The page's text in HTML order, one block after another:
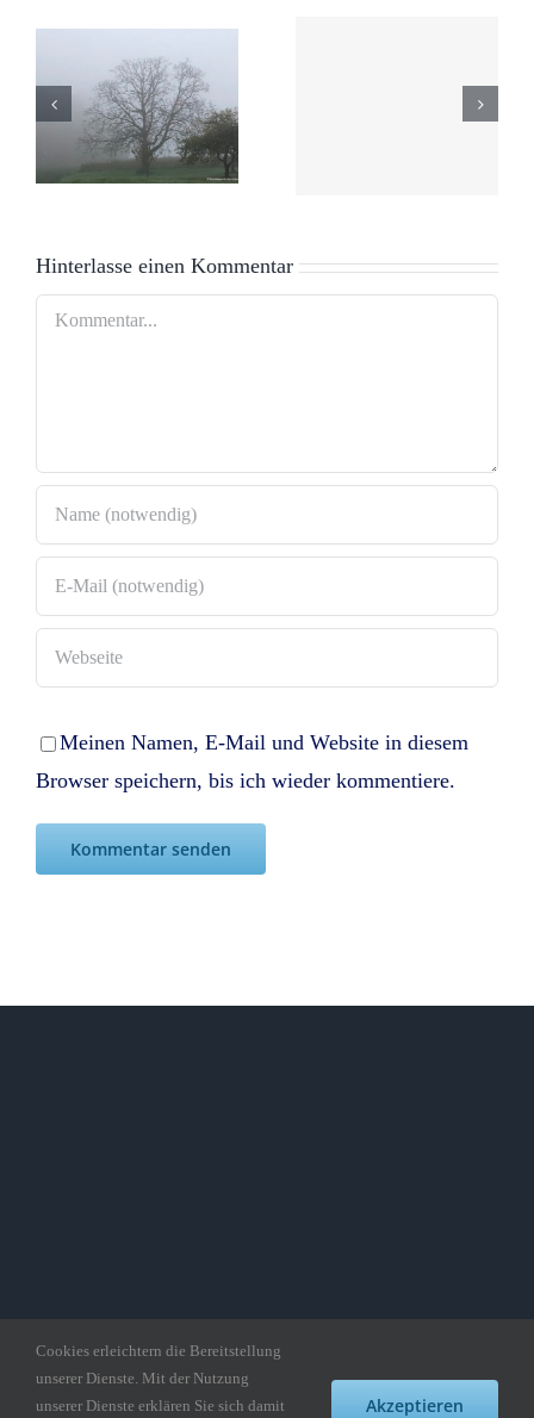
DANKE,
DASS ES
EUCH
Zerstörtes
Hinterlasse einen Kommentar
Kommentar
Meinen Namen, E-Mail und Website in diesem
Browser speichern, bis ich wieder kommentiere.
Cookies erleichtern die Bereitstellung
unserer Dienste. Mit der Nutzung
unserer Dienste erklären Sie sich damit
Akzeptieren